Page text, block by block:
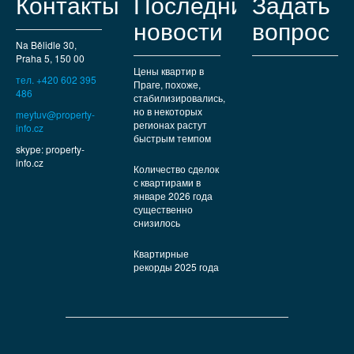
Na Bělidle 30,
Praha 5, 150 00
тел. +420 602 395
486
meytuv@property-
info.cz
skype: property-
info.cz
новости
Цены квартир в
Праге, похоже,
стабилизировались,
но в некоторых
регионах растут
быстрым темпом
Количество сделок
с квартирами в
январе 2026 года
существенно
снизилось
Квартирные
рекорды 2025 года
вопрос